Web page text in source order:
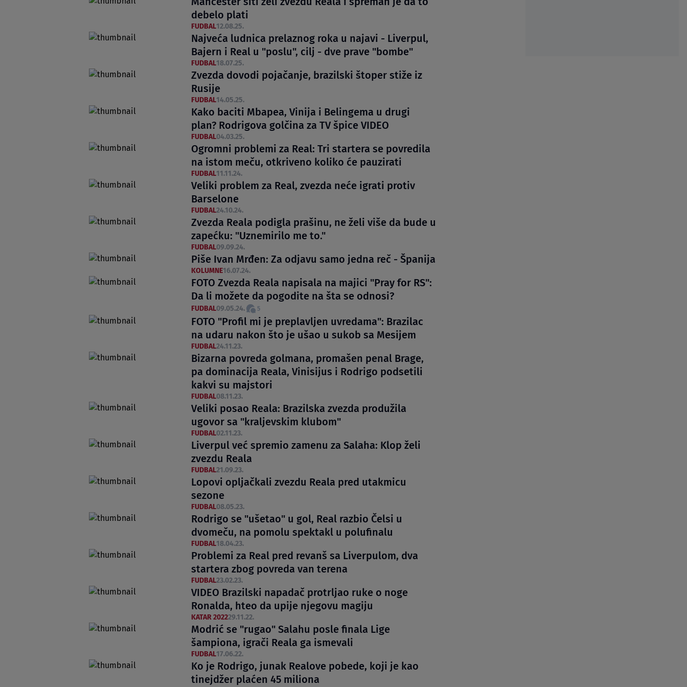
debelo plati
FUDBAL12.08.25.
Najveća ludnica prelaznog roka u najavi - Liverpul,
Bajern i Real u "poslu", cilj - dve prave "bombe"
FUDBAL18.07.25.
Zvezda dovodi pojačanje, brazilski štoper stiže iz
Rusije
FUDBAL14.05.25.
Kako baciti Mbapea, Vinija i Belingema u drugi
plan? Rodrigova golčina za TV špice VIDEO
FUDBAL04.03.25.
Ogromni problemi za Real: Tri startera se povredila
na istom meču, otkriveno koliko će pauzirati
FUDBAL11.11.24.
Veliki problem za Real, zvezda neće igrati protiv
Barselone
FUDBAL24.10.24.
Zvezda Reala podigla prašinu, ne želi više da bude u
zapećku: "Uznemirilo me to."
FUDBAL09.09.24.
Piše Ivan Mrđen: Za odjavu samo jedna reč - Španija
KOLUMNE16.07.24.
FOTO Zvezda Reala napisala na majici "Pray for RS":
Da li možete da pogodite na šta se odnosi?
FUDBAL09.05.24. 5
FOTO "Profil mi je preplavljen uvredama": Brazilac
na udaru nakon što je ušao u sukob sa Mesijem
FUDBAL24.11.23.
Bizarna povreda golmana, promašen penal Brage,
pa dominacija Reala, Vinisijus i Rodrigo podsetili
kakvi su majstori
FUDBAL08.11.23.
Veliki posao Reala: Brazilska zvezda produžila
ugovor sa "kraljevskim klubom"
FUDBAL02.11.23.
Liverpul već spremio zamenu za Salaha: Klop želi
zvezdu Reala
FUDBAL21.09.23.
Lopovi opljačkali zvezdu Reala pred utakmicu
sezone
FUDBAL08.05.23.
Rodrigo se "ušetao" u gol, Real razbio Čelsi u
dvomeču, na pomolu spektakl u polufinalu
FUDBAL18.04.23.
Problemi za Real pred revanš sa Liverpulom, dva
startera zbog povreda van terena
FUDBAL23.02.23.
VIDEO Brazilski napadač protrljao ruke o noge
Ronalda, hteo da upije njegovu magiju
KATAR 202229.11.22.
Modrić se "rugao" Salahu posle finala Lige
šampiona, igrači Reala ga ismevali
FUDBAL17.06.22.
Ko je Rodrigo, junak Realove pobede, koji je kao
tinejdžer plaćen 45 miliona